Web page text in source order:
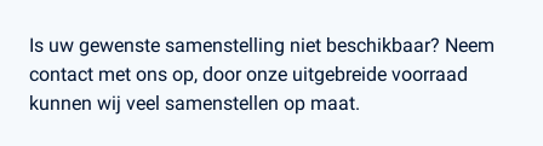
Is uw gewenste samenstelling niet beschikbaar? Neem
contact met ons op, door onze uitgebreide voorraad
kunnen wij veel samenstellen op maat.